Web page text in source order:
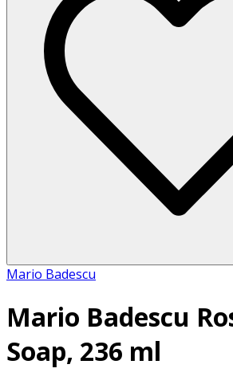
Mario Badescu
Mario Badescu
Soap, 236 ml